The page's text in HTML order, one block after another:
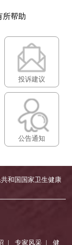
所帮助
投诉建议
公告通知
和国国家卫生健康
| 专家风采 | 健